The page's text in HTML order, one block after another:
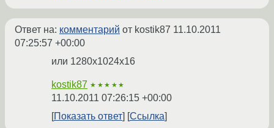
Ответ на: комментарий от kostik87 11.10.2011
07:25:57 +00:00
или 1280x1024x16
kostik87 ★★★★★
11.10.2011 07:26:15 +00:00
Показать ответ
Ссылка